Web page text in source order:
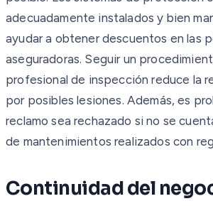
adecuadamente instalados y bien
ayudar a obtener descuentos en las
aseguradoras. Seguir un
profesional de inspección reduce la
por posibles lesiones. Además, es
reclamo sea rechazado si no se
de mantenimientos realizados con
Continuidad del